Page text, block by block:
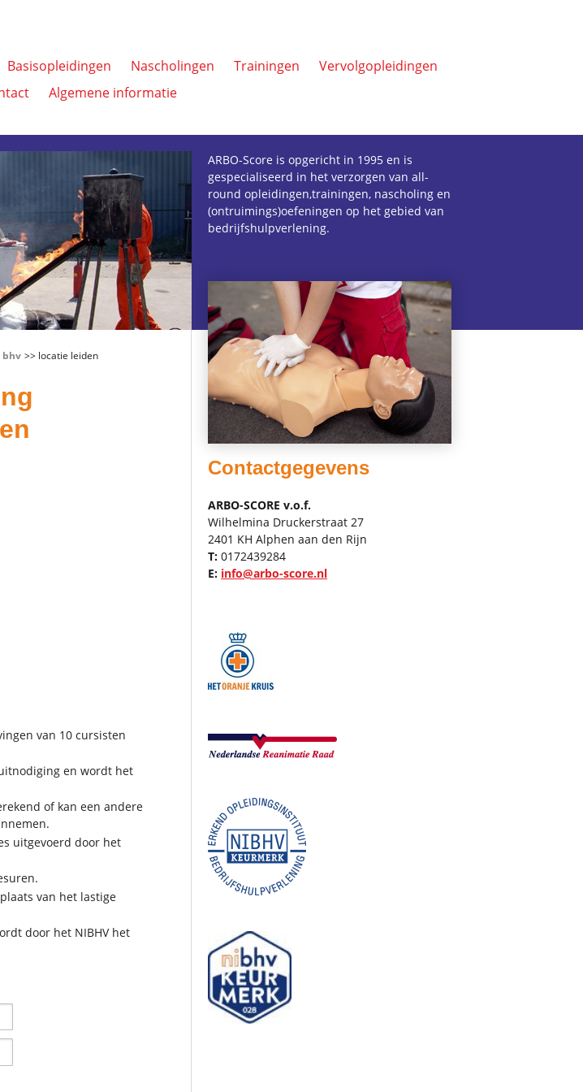
Basisopleidingen Nascholingen Trainingen
Vervolgopleidingen
Algemene informatie
ARBO-Score is opgericht in 1995 en is
gespecialiseerd in het verzorgen van all-
round opleidingen,trainingen, nascholing en
(ontruimings)oefeningen op het gebied van
bedrijfshulpverlening.
bhv >> locatie leiden
van 10 cursisten
en wordt het
of kan een andere
uitgevoerd door het
van het lastige
door het NIBHV het
Contactgegevens
ARBO-SCORE v.o.f.
Wilhelmina Druckerstraat 27
2401 KH Alphen aan den Rijn
T: 0172439284
E: info@arbo-score.nl